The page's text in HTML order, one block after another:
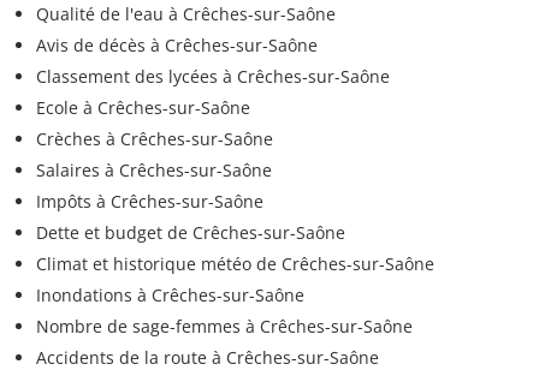
Qualité de l'eau à Crêches-sur-Saône
Avis de décès à Crêches-sur-Saône
Classement des lycées à Crêches-sur-Saône
Ecole à Crêches-sur-Saône
Crèches à Crêches-sur-Saône
Salaires à Crêches-sur-Saône
Impôts à Crêches-sur-Saône
Dette et budget de Crêches-sur-Saône
Climat et historique météo de Crêches-sur-Saône
Inondations à Crêches-sur-Saône
Nombre de sage-femmes à Crêches-sur-Saône
Accidents de la route à Crêches-sur-Saône